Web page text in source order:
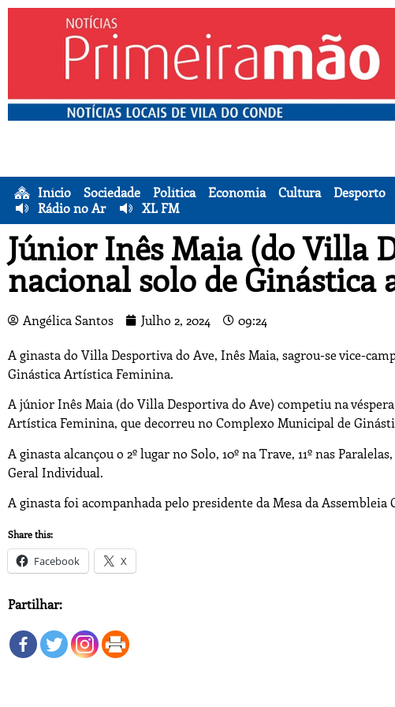
Início Sociedade Política Economia Cultura Desporto
Rádio no Ar
XL FM
Júnior Inês Maia (do Villa
nacional solo de Ginástica
Angélica Santos Julho 2, 2024 09:24
A ginasta do Villa Desportiva do Ave, Inês Maia, sagrou-se vice-
Ginástica Artística Feminina.
A júnior Inês Maia (do Villa Desportiva do Ave) competiu na
Artística Feminina, que decorreu no Complexo Municipal de
A ginasta alcançou o 2º lugar no Solo, 10º na Trave, 11º nas
Geral Individual.
A ginasta foi acompanhada pelo presidente da Mesa da
Share this:
Facebook X
Partilhar: